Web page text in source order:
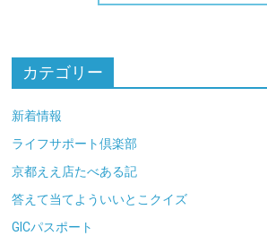
カテゴリー
新着情報
ライフサポート倶楽部
京都ええ店たべある記
答えて当てよういいとこクイズ
GICパスポート